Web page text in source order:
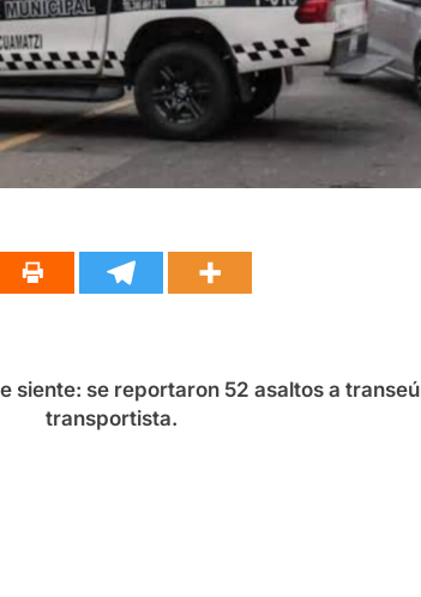
siente: se reportaron 52 asaltos a
transportista.